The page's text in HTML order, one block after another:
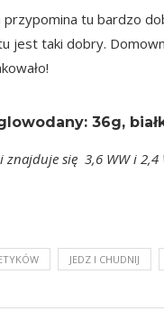
tu bardzo
jest taki dobry.
36g,
się 3,6 WW i 2,4
JEDZ I CHUDNIJ